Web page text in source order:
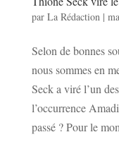
par La Rédaction |
Selon de bonnes
nous sommes en
Seck a viré l’un
l’occurrence
passé ? Pour le